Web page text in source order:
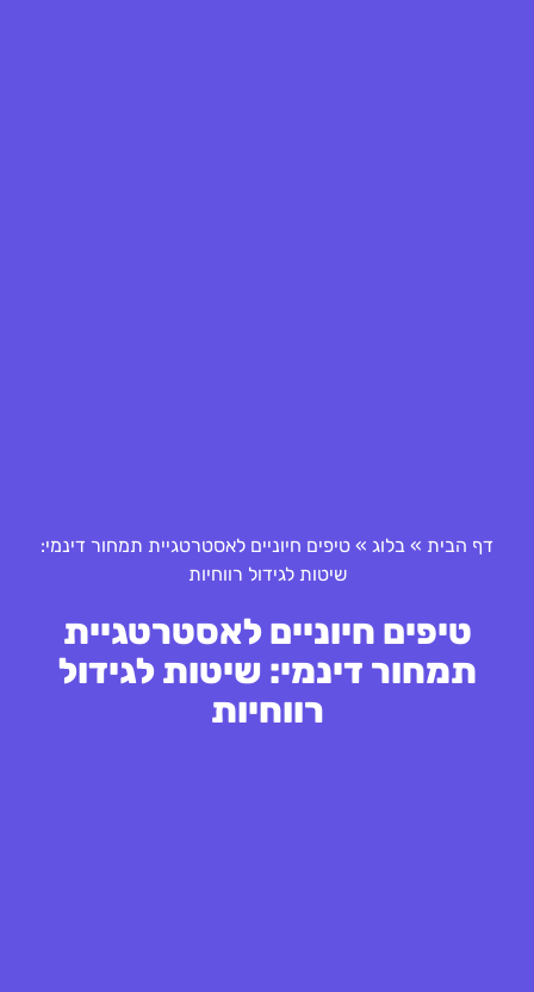
דף הבית » בלוג » טיפים חיוניים לאסטרטגיית תמחור דינמי:
שיטות לגידול רווחיות
טיפים חיוניים לאסטרטגיית
תמחור דינמי: שיטות לגידול
רווחיות